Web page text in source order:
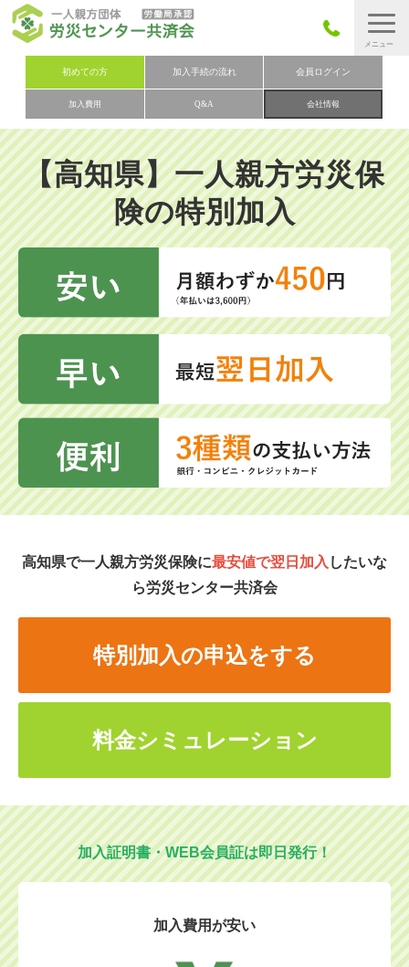
初めての方 加入手続の流れ 会員ログイン
加入費用 Q&A 会社情報
労災保険とは
労災保険の取りまとめ
労災保険加入手続きの流れ
加入費用
加入申込み
会社概要
お問い合わせ
会員メニュー
【高知県】一人親方労災保
険の特別加入
高知県で一人親方労災保険に最安値で翌日加入 したいな
ら労災センター共済会
特別加入の申込をする
料金シミュレーション
加入証明書・WEB会員証は即日発行！
加入費用が安い